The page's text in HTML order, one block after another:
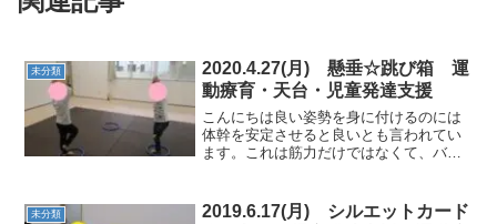
未分類
2020.4.27(月) 懸垂☆跳び箱 運
動療育・天台・児童発達支援
こんにちは良い姿勢を身に付けるのには
体幹を安定させると良いとも言われてい
ます。これは筋力だけではなくて、バラ
す。今日はバランス感覚を養っていくよ
未分類
2019.6.17(月) シルエットカード